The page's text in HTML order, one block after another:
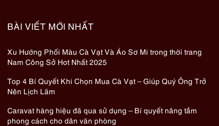
BÀI VIẾT MỚI NHẤT
Xu Hướng Phối Màu Cà Vạt Và Áo Sơ Mi trong thời trang
Nam Công Sở Hot Nhất 2025
Top 4 Bí Quyết Khi Chọn Mua Cà Vạt – Giúp Quý Ông Trở
Nên Lịch Lãm
Caravat hàng hiệu đã qua sử dụng – Bí quyết nâng tầm
phong cách cho dân văn phòng